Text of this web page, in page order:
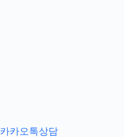
카카오톡상담